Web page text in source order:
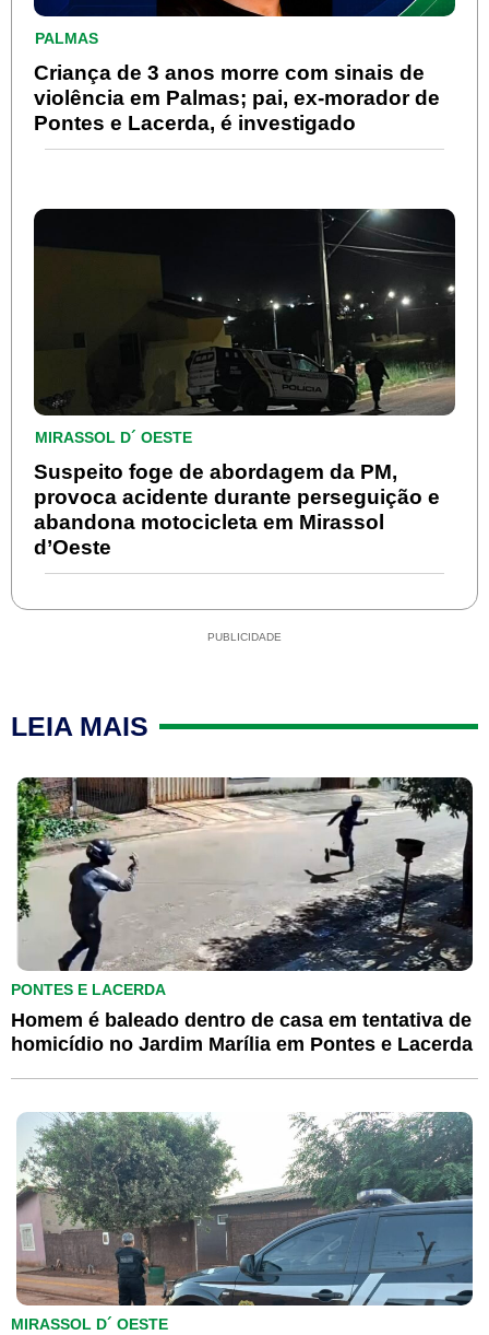
PALMAS
Criança de 3 anos morre com sinais de
violência em Palmas; pai, ex-morador de
Pontes e Lacerda, é investigado
MIRASSOL D´ OESTE
Suspeito foge de abordagem da PM,
provoca acidente durante perseguição e
abandona motocicleta em Mirassol
d’Oeste
PUBLICIDADE
LEIA MAIS
PONTES E LACERDA
Homem é baleado dentro de casa em tentativa de
homicídio no Jardim Marília em Pontes e Lacerda
MIRASSOL D´ OESTE